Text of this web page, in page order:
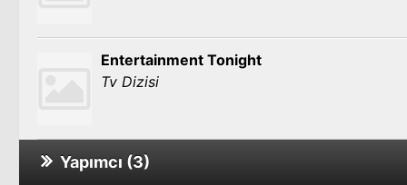
Entertainment Tonight
Tv Dizisi
Yapımcı (3)